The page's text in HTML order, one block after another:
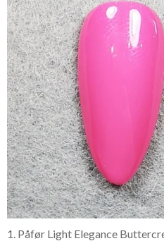
1. Påfør Light Elegance